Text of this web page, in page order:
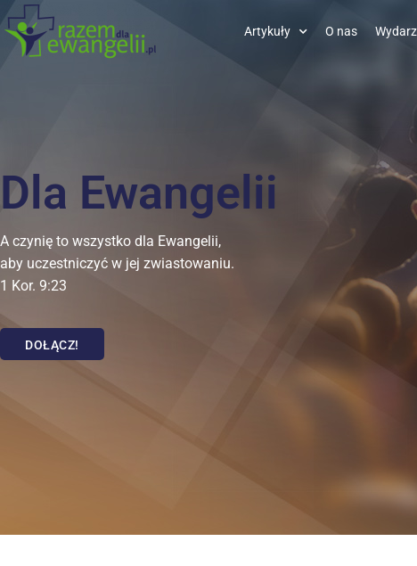
Artykuły O nas
Dla Ewangelii
A czynię to wszystko dla Ewangelii,
aby uczestniczyć w jej zwiastowaniu.
1 Kor. 9:23
DOŁĄCZ!